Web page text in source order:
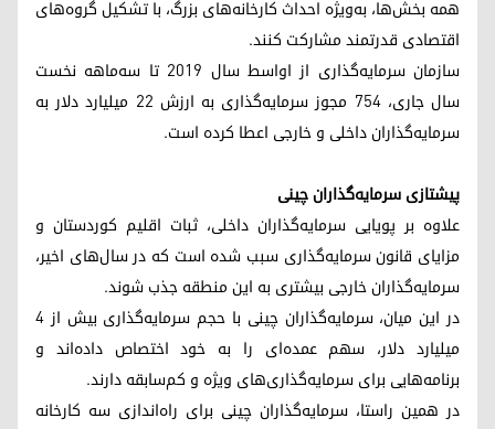
همه بخش‌ها، به‌ویژه احداث کارخانه‌های بزرگ، با تشکیل گروه‌های
اقتصادی قدرتمند مشارکت کنند.
سازمان سرمایه‌گذاری از اواسط سال ۲۰۱۹ تا سه‌ماهه نخست
سال جاری، ۷۵۴ مجوز سرمایه‌گذاری به ارزش ۲۲ میلیارد دلار به
سرمایه‌گذاران داخلی و خارجی اعطا کرده است.
پیشتازی سرمایه‌گذاران چینی
علاوه بر پویایی سرمایه‌گذاران داخلی، ثبات اقلیم کوردستان و
مزایای قانون سرمایه‌گذاری سبب شده است که در سال‌های اخیر،
سرمایه‌گذاران خارجی بیشتری به این منطقه جذب شوند.
در این میان، سرمایه‌گذاران چینی با حجم سرمایه‌گذاری بیش از ۴
میلیارد دلار، سهم عمده‌ای را به خود اختصاص داده‌اند و
برنامه‌هایی برای سرمایه‌گذاری‌های ویژه و کم‌سابقه دارند.
در همین راستا، سرمایه‌گذاران چینی برای راه‌اندازی سه کارخانه